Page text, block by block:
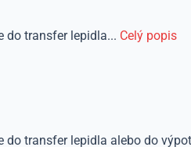
do transfer lepidla... Celý popis
transfer lepidla alebo do